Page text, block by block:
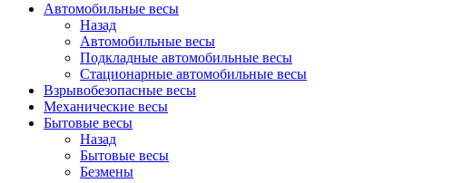
Автомобильные весы
Назад
Автомобильные весы
Подкладные автомобильные весы
Стационарные автомобильные весы
Взрывобезопасные весы
Механические весы
Бытовые весы
Назад
Бытовые весы
Безмены